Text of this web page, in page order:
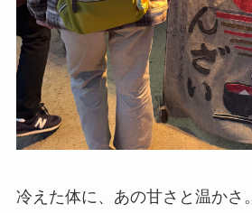
冷えた体に、あの甘さと温かさ。